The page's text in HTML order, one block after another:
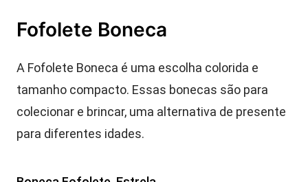
Fofolete Boneca
A Fofolete Boneca é uma escolha colorida e
tamanho compacto. Essas bonecas são para
colecionar e brincar, uma alternativa de presente
para diferentes idades.